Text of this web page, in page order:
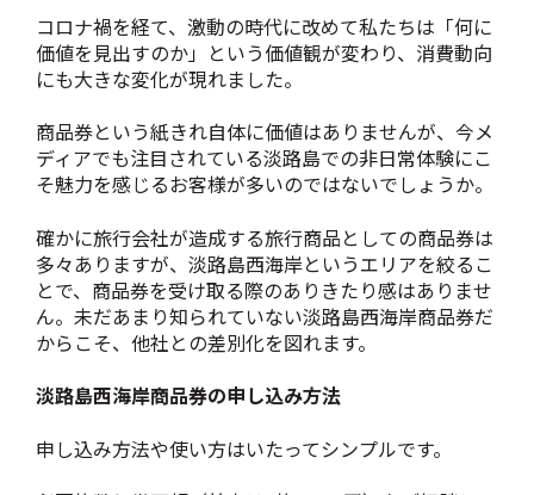
コロナ禍を経て、激動の時代に改めて私たちは「何に
価値を見出すのか」という価値観が変わり、消費動向
にも大きな変化が現れました。
商品券という紙きれ自体に価値はありませんが、今メ
ディアでも注目されている淡路島での非日常体験にこ
そ魅力を感じるお客様が多いのではないでしょうか。
確かに旅行会社が造成する旅行商品としての商品券は
多々ありますが、淡路島西海岸というエリアを絞るこ
とで、商品券を受け取る際のありきたり感はありませ
ん。未だあまり知られていない淡路島西海岸商品券だ
からこそ、他社との差別化を図れます。
淡路島西海岸商品券の申し込み方法
申し込み方法や使い方はいたってシンプルです。